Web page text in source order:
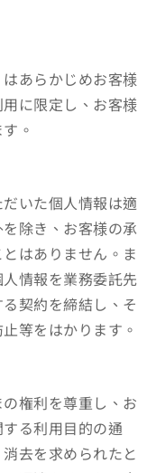
あらかじめお客様
に限定し、お客様
。
いた個人情報は適
除き、お客様の承
はありません。ま
情報を業務委託先
契約を締結し、そ
等をはかります。
権利を尊重し、お
る利用目的の通
去を求められたと